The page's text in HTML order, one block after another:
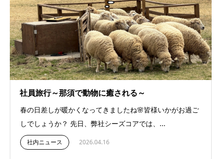
社員旅行～那須で動物に癒される～
春の日差しが暖かくなってきましたね🌸皆様いかがお過ご
しでしょうか？ 先日、弊社シーズコアでは、...
社内ニュース 2026.04.16